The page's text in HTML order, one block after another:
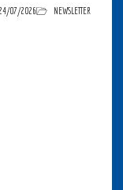
24/07/2026 NEWSLETTER